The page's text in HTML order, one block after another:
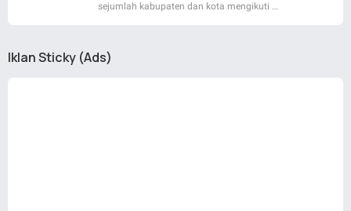
sejumlah kabupaten dan kota mengikuti …
Iklan Sticky (Ads)